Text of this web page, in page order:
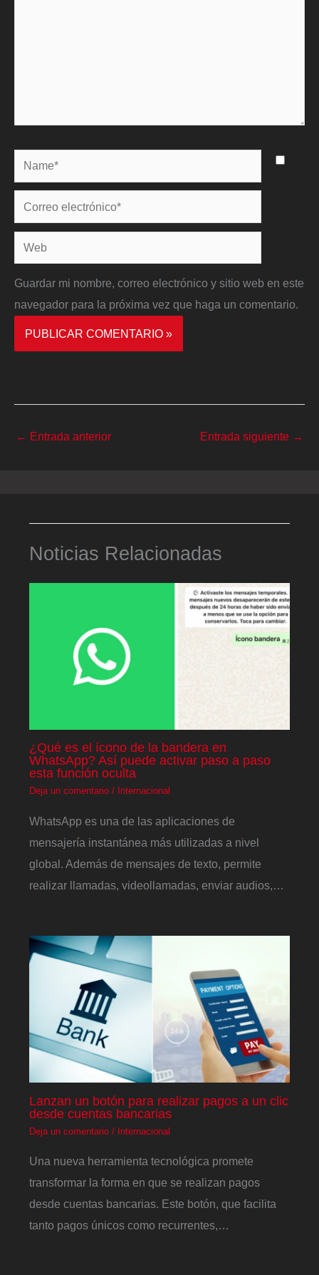
Name*
Correo
electrónico*
Web
Guardar mi nombre, correo electrónico y sitio web en este
navegador para la próxima vez que haga un comentario.
← Entrada anterior Entrada siguiente →
Noticias Relacionadas
¿Qué es el ícono de la bandera en
WhatsApp? Así puede activar paso a paso
esta función oculta
Deja un comentario / Internacional
WhatsApp es una de las aplicaciones de
mensajería instantánea más utilizadas a nivel
global. Además de mensajes de texto, permite
realizar llamadas, videollamadas, enviar audios,…
Lanzan un botón para realizar pagos a un clic
desde cuentas bancarias
Deja un comentario / Internacional
Una nueva herramienta tecnológica promete
transformar la forma en que se realizan pagos
desde cuentas bancarias. Este botón, que facilita
tanto pagos únicos como recurrentes,…